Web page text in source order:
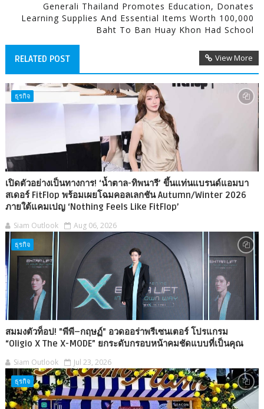
Generali Thailand Promotes Education, Donates
Learning Supplies And Essential Items Worth 100,000
Baht To Ban Huay Khon Had School
RELATED POST View More
ธุรกิจ
เปิดตัวอย่างเป็นทางการ! ‘น้ำตาล-ทิพนารี’ ขึ้นแท่นแบรนด์แอมบา
สเดอร์ FitFlop พร้อมเผยโฉมคอลเลกชัน Autumn/Winter 2026
ภายใต้แคมเปญ ‘Nothing Feels Like FitFlop’
Siam Outlook Aug 06, 2026
ธุรกิจ
สมมงตัวท็อป! "พีพี–กฤษฏ์" อวดออร่าพรีเซนเตอร์ โปรแกรม
“Oligio X The X-MODE” ยกระดับกรอบหน้าคมชัดแบบที่เป็นคุณ
Siam Outlook Jul 23, 2026
ธุรกิจ